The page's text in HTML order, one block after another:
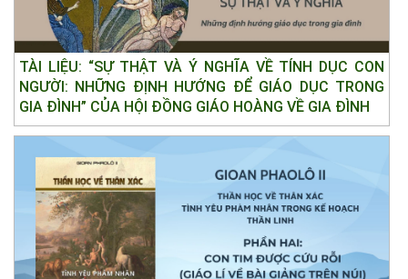
TÀI LIỆU: “SỰ THẬT VÀ Ý NGHĨA VỀ TÍNH DỤC CON
NGƯỜI: NHỮNG ĐỊNH HƯỚNG ĐỂ GIÁO DỤC TRONG
GIA ĐÌNH” CỦA HỘI ĐỒNG GIÁO HOÀNG VỀ GIA ĐÌNH